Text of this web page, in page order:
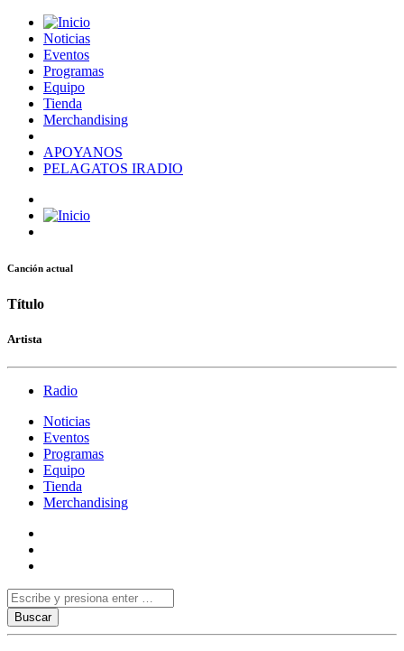
Noticias
Eventos
Programas
Equipo
Tienda
Merchandising
APOYANOS
PELAGATOS IRADIO
Canción actual
Título
Artista
Radio
Noticias
Eventos
Programas
Equipo
Tienda
Merchandising